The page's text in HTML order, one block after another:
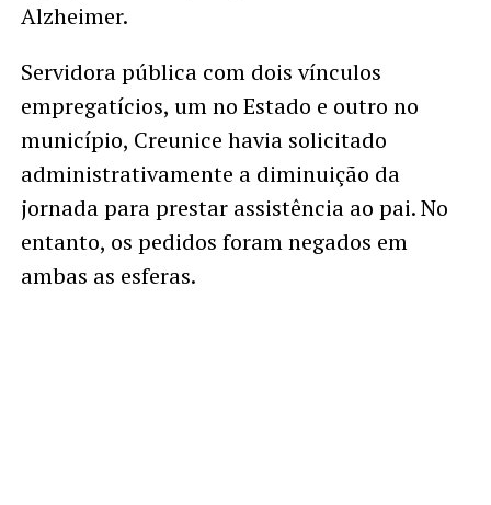
Alzheimer.
Servidora pública com dois vínculos
empregatícios, um no Estado e outro no
município, Creunice havia solicitado
administrativamente a diminuição da
jornada para prestar assistência ao pai. No
entanto, os pedidos foram negados em
ambas as esferas.